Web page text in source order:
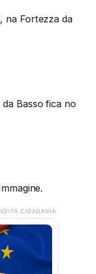
na Fortezza da
Basso fica no
CIDADANIA